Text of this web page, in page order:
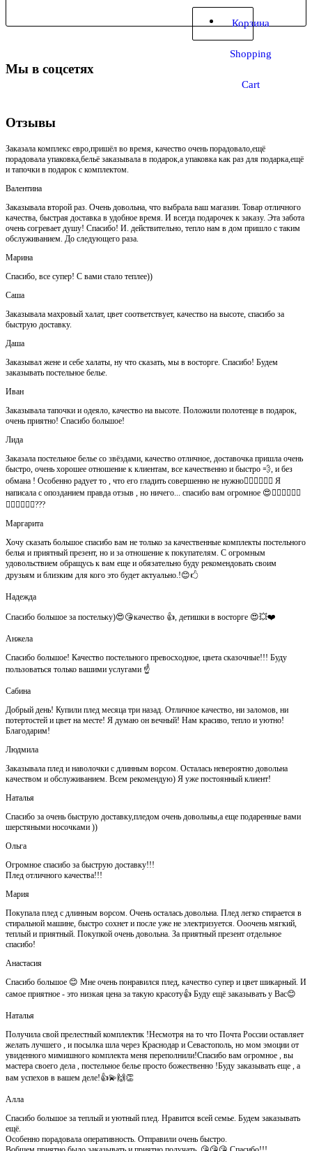
Корзина
Shopping
Cart
Мы в соцсетях
Отзывы
Заказала комплекс евро,пришёл во время, качество очень порадовало,ещё
порадовала упаковка,бельё заказывала в подарок,а упаковка как раз для подарка,ещё
и тапочки в подарок с комплектом.
Валентина
Заказывала второй раз. Очень довольна, что выбрала ваш магазин. Товар отличного
качества, быстрая доставка в удобное время. И всегда подарочек к заказу. Эта забота
очень согревает душу! Спасибо! И. действительно, тепло нам в дом пришло с таким
обслуживанием. До следующего раза.
Марина
Спасибо, все супер! С вами стало теплее))
Саша
Заказывала махровый халат, цвет соответствует, качество на высоте, спасибо за
быструю доставку.
Даша
Заказывал жене и себе халаты, ну что сказать, мы в восторге. Спасибо! Будем
заказывать постельное белье.
Иван
Заказывала тапочки и одеяло, качество на высоте. Положили полотенце в подарок,
очень приятно! Спасибо большое!
Лида
Заказала постельное белье со звёздами, качество отличное, доставочка пришла очень
быстро, очень хорошее отношение к клиентам, все качественно и быстро 💨, и без
обмана ! Особенно радует то , что его гладить совершенно не нужно👍🏻👍🏻🙈😄 Я
написала с опозданием правда отзыв , но ничего... спасибо вам огромное 😍👍🏻👍🏻👏🏻
👌🏻👌🏻👌🏻???
Маргарита
Хочу сказать большое спасибо вам не только за качественные комплекты постельного
белья и приятный презент, но и за отношение к покупателям. С огромным
удовольствием обращусь к вам еще и обязательно буду рекомендовать своим
друзьям и близким для кого это будет актуально.!😊🖒
Надежда
Спасибо большое за постельку)😍😘качество 👍, детишки в восторге 😍💥❤️
Анжела
Спасибо большое! Качество постельного превосходное, цвета сказочные!!! Буду
пользоваться только вашими услугами ☝️
Сабина
Добрый день! Купили плед месяца три назад. Отличное качество, ни заломов, ни
потертостей и цвет на месте! Я думаю он вечный! Нам красиво, тепло и уютно!
Благодарим!
Людмила
Заказывала плед и наволочки с длинным ворсом. Осталась невероятно довольна
качеством и обслуживанием. Всем рекомендую) Я уже постоянный клиент!
Наталья
Спасибо за очень быструю доставку,пледом очень довольны,а еще подаренные вами
шерстяными носочками ))
Ольга
Огромное спасибо за быструю доставку!!!
Плед отличного качества!!!
Мария
Покупала плед с длинным ворсом. Очень осталась довольна. Плед легко стирается в
стиральной машине, быстро сохнет и после уже не электризуется. Ооочень мягкий,
теплый и приятный. Покупкой очень довольна. За приятный презент отдельное
спасибо!
Анастасия
Спасибо большое 😊 Мне очень понравился плед, качество супер и цвет шикарный. И
самое приятное - это низкая цена за такую красоту👍 Буду ещё заказывать у Вас😊
Наталья
Получила свой прелестный комплектик !Несмотря на то что Почта России оставляет
желать лучшего , и посылка шла через Краснодар и Севастополь, но мом эмоции от
увиденного мимишного комплекта меня переполнили!Спасибо вам огромное , вы
мастера своего дела , постельное белье просто божественно !Буду заказывать еще , а
вам успехов в вашем деле!👍💫🙌👏
Алла
Спасибо большое за теплый и уютный плед. Нравится всей семье. Будем заказывать
ещё.
Особенно порадовала оперативность. Отправили очень быстро.